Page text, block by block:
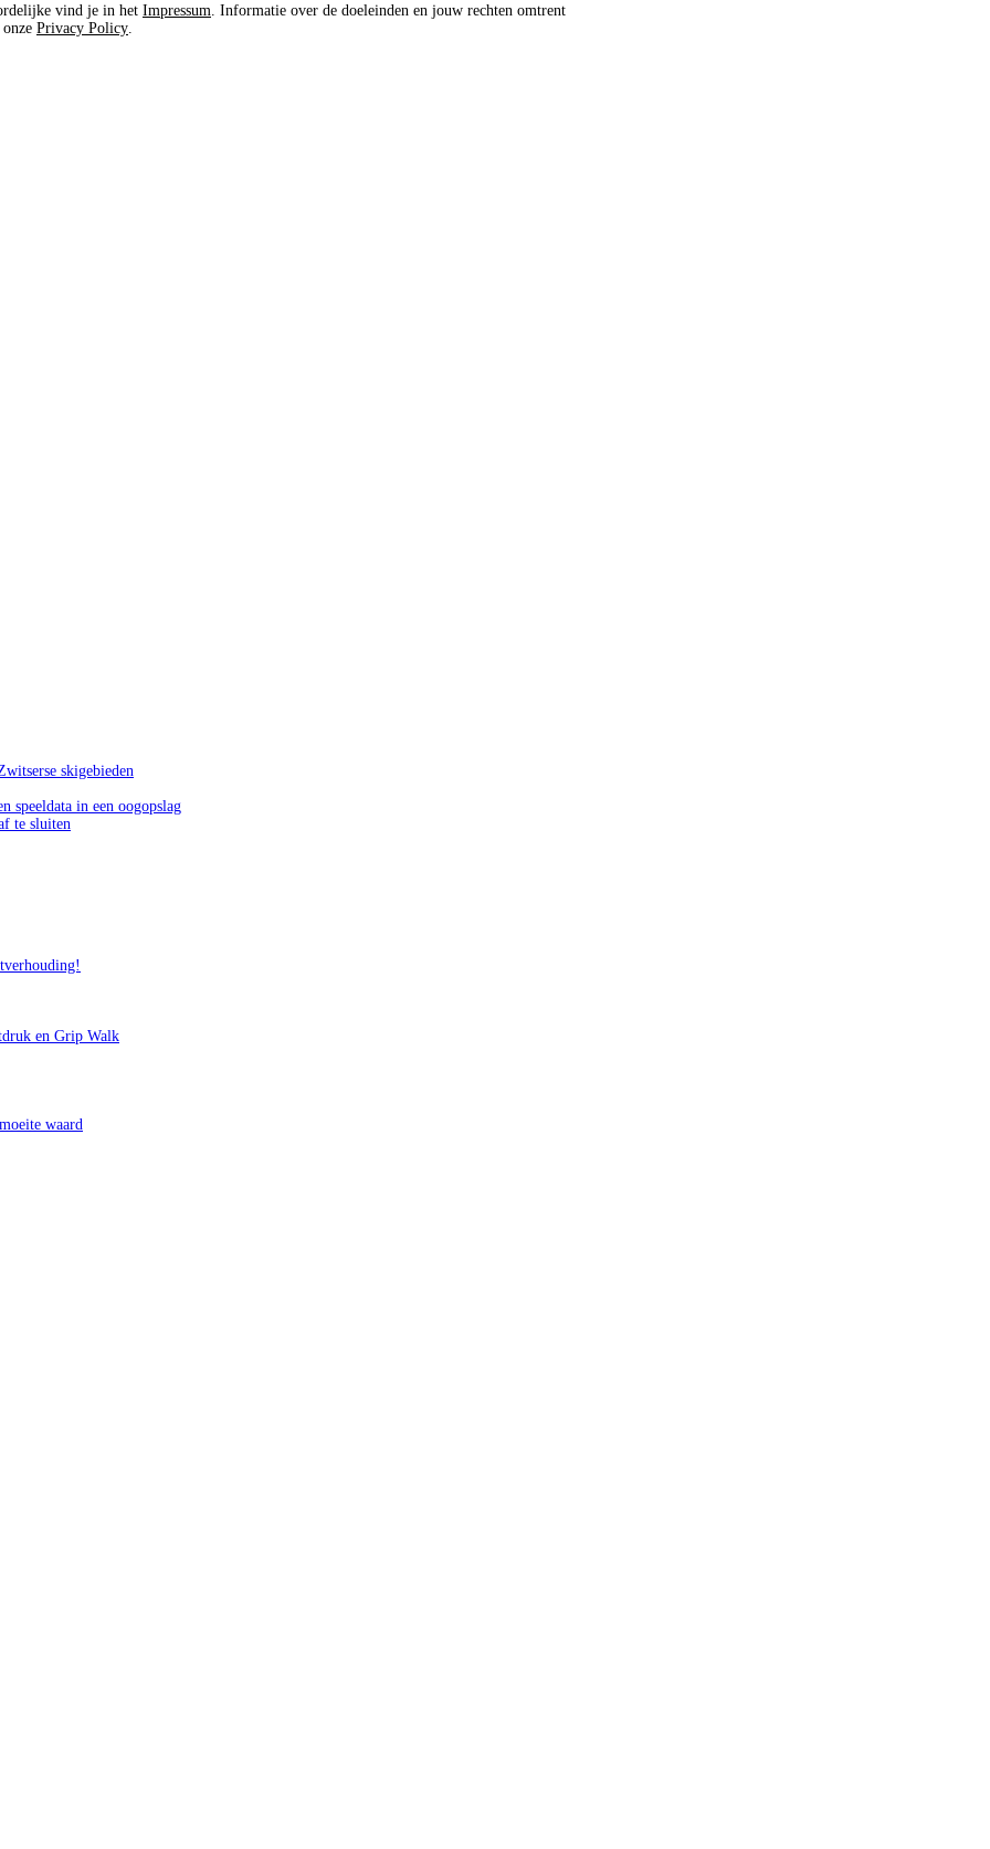
vind je in het Impressum . Informatie over de doeleinden en jouw rechten omtrent
Privacy Policy
skigebieden
speeldata in een oogopslag
te sluiten
en Grip Walk
waard